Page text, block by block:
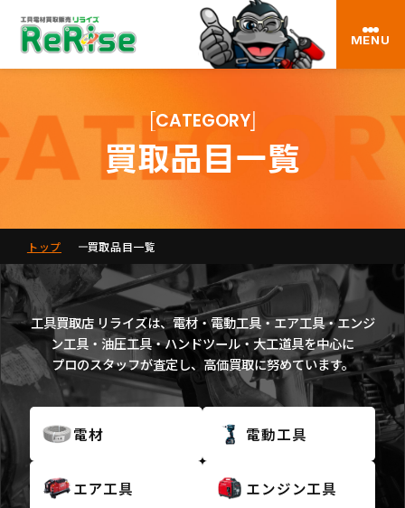
MENU
CATEGORY
買取品目一覧
トップ 買取品目一覧
工具買取店 リライズは、電材・電動工具・エア工具・エンジ
ン工具・油圧工具・ハンドツール・大工道具を中心に
プロのスタッフが査定し、高価買取に努めています。
電材 電動工具
エア工具 エンジン工具